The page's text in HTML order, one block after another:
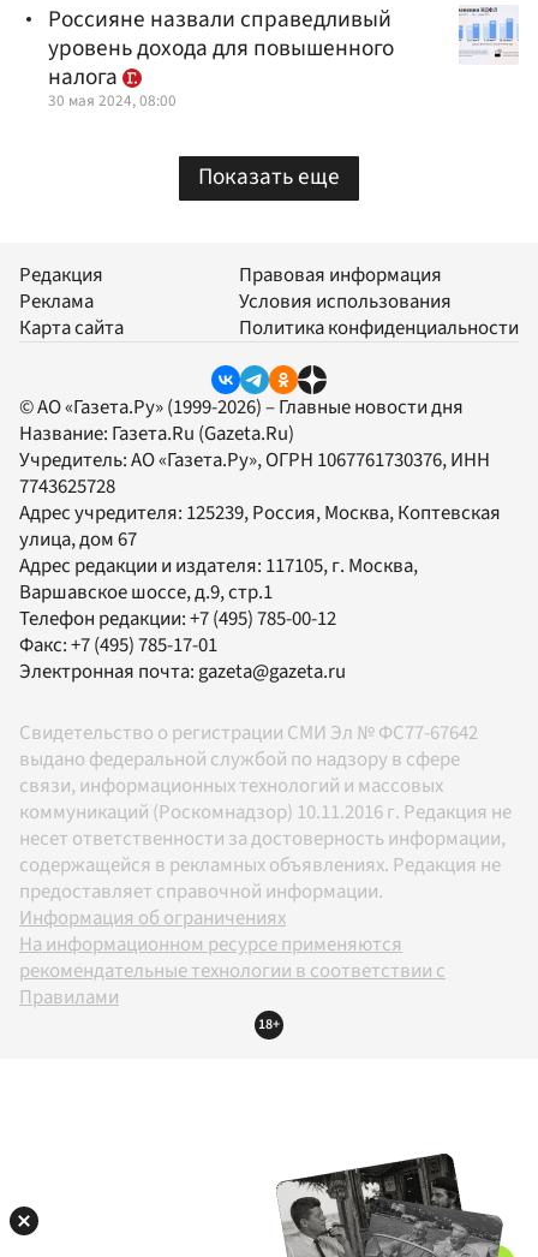
Россияне назвали справедливый
уровень дохода для повышенного
налога
30 мая 2024, 08:00
Показать еще
Редакция
Реклама
Карта сайта
Правовая информация
Условия использования
Политика конфиденциальности
© АО «Газета.Ру» (1999-2026) – Главные новости дня
Название: Газета.Ru (Gazeta.Ru)
Учредитель:АО «Газета.Ру», ОГРН 1067761730376, ИНН
7743625728
Адрес учредителя: 125239, Россия, Москва, Коптевская
улица, дом 67
Адрес редакции и издателя: 117105, г. Москва,
Варшавское шоссе, д.9, стр.1
Телефон редакции:+7 (495) 785-00-12
Факс:+7 (495) 785-17-01
Электронная почта:gazeta@gazeta.ru
Свидетельство о регистрации СМИ Эл № ФС77-67642
выдано федеральной службой по надзору в сфере
связи, информационных технологий и массовых
коммуникаций (Роскомнадзор) 10.11.2016 г. Редакция не
несет ответственности за достоверность информации,
содержащейся в рекламных объявлениях. Редакция не
предоставляет справочной информации.
Информация об ограничениях
На информационном ресурсе применяются
рекомендательные технологии в соответствии с
Правилами
18+